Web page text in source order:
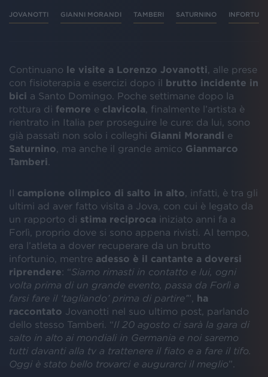
JOVANOTTI GIANNI MORANDI TAMBERI SATURNINO
Continuano le visite a Lorenzo Jovanotti , alle prese
con fisioterapia e esercizi dopo il brutto incidente in
bici a Santo Domingo. Poche settimane dopo la
rottura di femore e clavicola , finalmente l’artista è
rientrato in Italia per proseguire le cure: da lui, sono
già passati non solo i colleghi Gianni Morandi e
Saturnino , ma anche il grande amico Gianmarco
Tamberi
Il campione olimpico di salto in alto , infatti, è tra gli
ultimi ad aver fatto visita a Jova, con cui è legato da
un rapporto di stima reciproca iniziato anni fa a
Forlì, proprio dove si sono appena rivisti. Al tempo,
era l’atleta a dover recuperare da un brutto
infortunio, mentre adesso è il cantante a doversi
riprendere: “Siamo rimasti in contatto e lui, ogni
volta prima di un grande evento, passa da Forlì a
farsi fare il ‘tagliando’ prima di partire’”, ha
raccontato Jovanotti nel suo ultimo post, parlando
dello stesso Tamberi. “Il 20 agosto ci sarà la gara di
salto in alto ai mondiali in Germania e noi saremo
tutti davanti alla tv a trattenere il fiato e a fare il tifo.
Oggi è stato bello trovarci e augurarci il meglio”.